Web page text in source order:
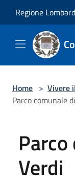
Regione
Home > Vivere
Parco comunale
Verdi